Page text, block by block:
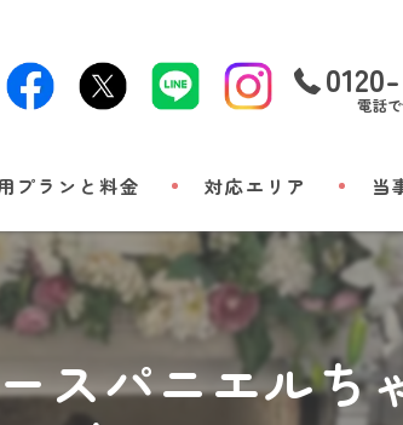
電話
プランと料金 対応エリア 当
24時
出張
小動
スパニエルち